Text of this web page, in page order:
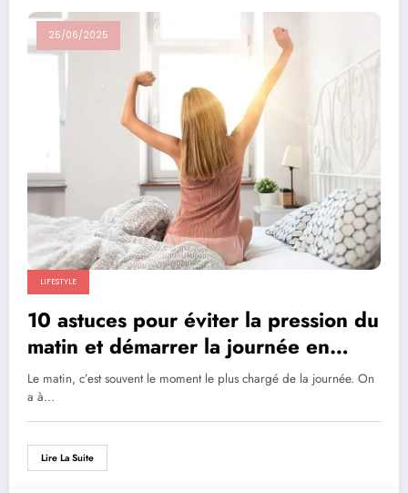
25/06/2025
LIFESTYLE
10 astuces pour éviter la pression du
matin et démarrer la journée en
douceur
Le matin, c’est souvent le moment le plus chargé de la journée. On
a à…
Lire La Suite